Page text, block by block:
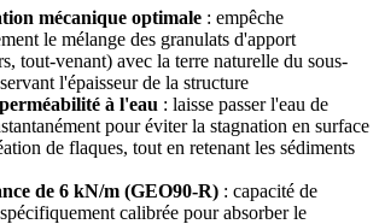
mécanique optimale : empêche
le mélange des granulats d'apport
tout-venant) avec la terre naturelle du sous-
l'épaisseur de la structure
à l'eau : laisse passer l'eau de
pour éviter la stagnation en surface
de flaques, tout en retenant les sédiments
de 6 kN/m (GEO90-R) : capacité de
calibrée pour absorber le